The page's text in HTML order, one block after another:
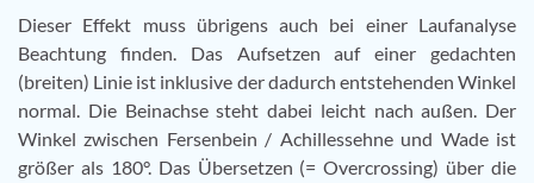
Dieser Effekt muss übrigens auch bei einer Laufanalyse
Beachtung finden. Das Aufsetzen auf einer gedachten
(breiten) Linie ist inklusive der dadurch entstehenden Winkel
normal. Die Beinachse steht dabei leicht nach außen. Der
Winkel zwischen Fersenbein / Achillessehne und Wade ist
größer als 180°. Das Übersetzen (= Overcrossing) über die